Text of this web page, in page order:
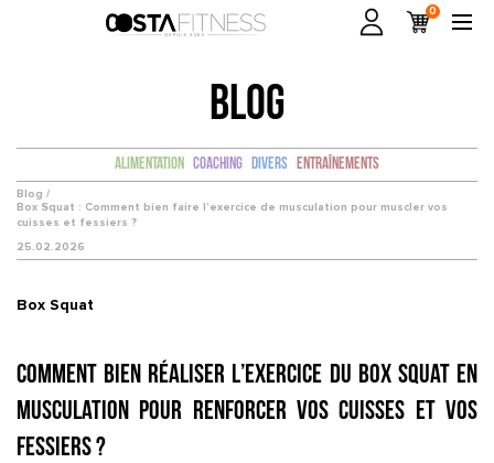
0
BLOG
Alimentation Coaching Divers Entraînements
Blog /
Box Squat : Comment bien faire l’exercice de musculation pour muscler vos
cuisses et fessiers ?
25.02.2026
Box Squat
Comment bien réaliser l’exercice du Box Squat en
musculation pour renforcer vos cuisses et vos
fessiers ?